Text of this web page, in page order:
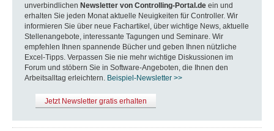
unverbindlichen Newsletter von Controlling-Portal.de ein und
erhalten Sie jeden Monat aktuelle Neuigkeiten für Controller. Wir
informieren Sie über neue Fachartikel, über wichtige News, aktuelle
Stellenangebote, interessante Tagungen und Seminare. Wir
empfehlen Ihnen spannende Bücher und geben Ihnen nützliche
Excel-Tipps. Verpassen Sie nie mehr wichtige Diskussionen im
Forum und stöbern Sie in Software-Angeboten, die Ihnen den
Arbeitsalltag erleichtern. Beispiel-Newsletter >>
Jetzt Newsletter gratis erhalten